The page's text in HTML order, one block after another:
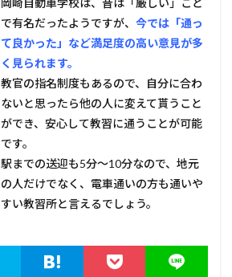
で有名だったようですが、今では「通っ
て良かった」など満足度の高い意見が多
く見られます。
教官の指名制度もあるので、自分に合わ
ないと思ったら他の人に変えて貰うこと
ができ、安心して教習に通うことが可能
です。
駅までの送迎も5分～10分なので、地元
の人だけでなく、電車通いの方も通いや
すい教習所と言えるでしょう。